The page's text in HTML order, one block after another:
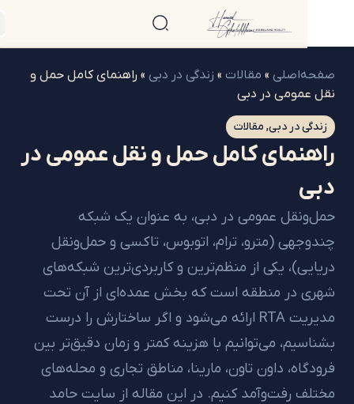
»مقالات » زندگی در دبی» راهنمای کامل حمل و
در دبی
در دبی,مقالات
کامل حمل و نقل عمومی در
عمومی در دبی، به عنوان یک شبکه
(مترو، ترام، اتوبوس، تاکسی و حمل‌ونقل
یکی از منظم‌ترین و کاربردی‌ترین شبکه‌های
در منطقه است که بخش عمده‌ای از آن تحت
مدیریت RTA ارائه می‌شود و اگر ساختارش را درست
می‌توانیم با هزینه کمتر و زمان دقیق‌تر بین
داون تاون، مارینا، مناطق تجاری و محله‌های
رفت‌وآمد کنیم. در این مقاله از سایت حامد